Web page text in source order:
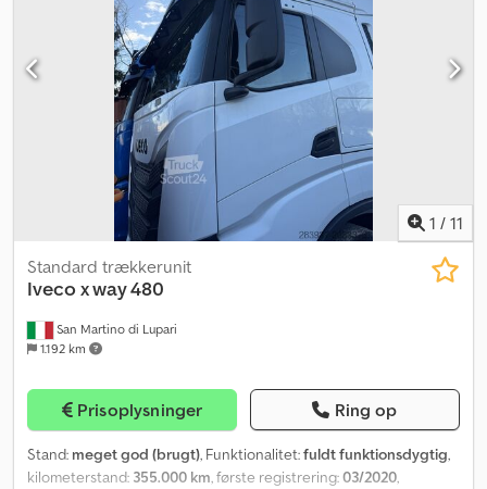
Ap Hock * Forbedret kørenkomfort * TÜV (tysk teknisk kontrol)
Vores tilbud inkluderer generelt ikke syn og nummerplader. Med
forbehold for fejl og mellemsalg. Besigtigelse er kun muligt efter
aftale. Henvendelser via WhatsApp besvares ikke.
1 / 11
San Martino di Lupari
1.192 km
Standard trækkerunit
Ivecox way 480
Prisoplysninger Ring op
Stand: meget god (brugt), Funktionalitet:fuldt funktionsdygtig,
kilometerstand: 355.000 km, første registrering:03/2020,